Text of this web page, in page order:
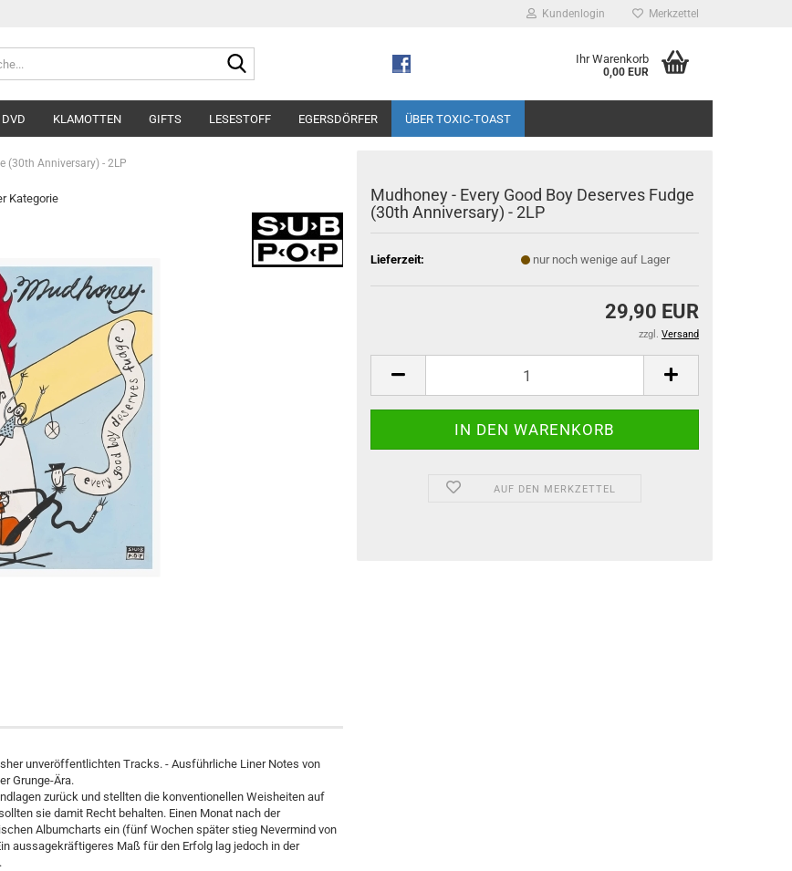
Kundenlogin Merkzettel
Ihr Warenkorb
0,00 EUR
DVD KLAMOTTEN GIFTS LESESTOFF EGERSDÖRFER ÜBER TOXIC-TOAST
(30th Anniversary) - 2LP
Kategorie
Mudhoney - Every Good Boy Deserves Fudge
(30th Anniversary) - 2LP
Lieferzeit: nur noch wenige auf Lager
29,90 EUR
zzgl. Versand
AUF DEN MERKZETTEL
unveröffentlichten Tracks. - Ausführliche Liner Notes von
Grunge-Ära.
zurück und stellten die konventionellen Weisheiten auf
sie damit Recht behalten. Einen Monat nach der
Albumcharts ein (fünf Wochen später stieg Nevermind von
aussagekräftigeres Maß für den Erfolg lag jedoch in der